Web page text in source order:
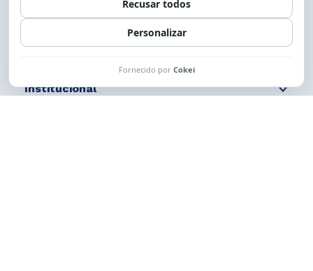
Siga nossas redes Fale conosco
Institucional